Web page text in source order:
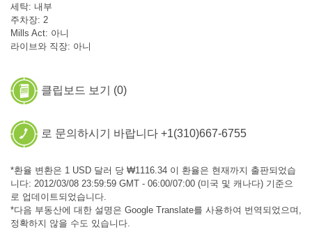
세탁: 내부
주차장: 2
Mills Act: 아니
라이브와 직장: 아니
클립보드 보기 (0)
로 문의하시기 바랍니다 +1(310)667-6755
*환율 변환은 1 USD 달러 당 ₩1116.34 이 환율은 현재까지 출판되었습
니다: 2012/03/08 23:59:59 GMT - 06:00/07:00 (미국 및 캐나다) 기준으
로 업데이트되었습니다.
*다음 부동산에 대한 설명은 Google Translate를 사용하여 번역되었으며,
정확하지 않을 수도 있습니다.